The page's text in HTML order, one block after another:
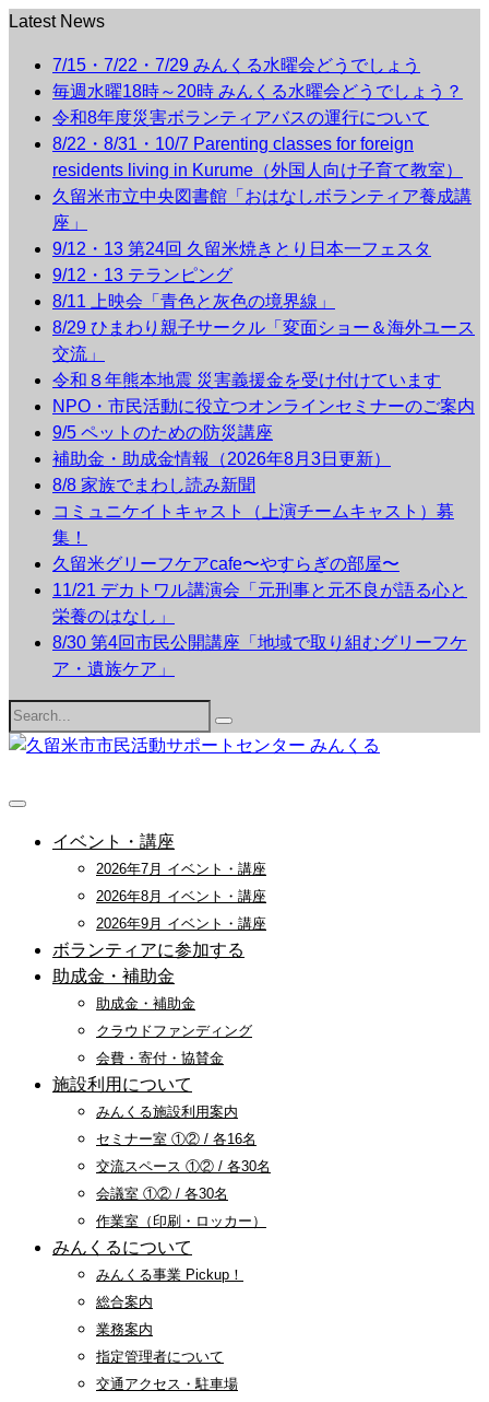
Latest News
7/15・7/22・7/29 みんくる水曜会どうでしょう
毎週水曜18時～20時 みんくる水曜会どうでしょう？
令和8年度災害ボランティアバスの運行について
8/22・8/31・10/7 Parenting classes for foreign
residents living in Kurume（外国人向け子育て教室）
久留米市立中央図書館「おはなしボランティア養成講
座」
9/12・13 第24回 久留米焼きとり日本一フェスタ
9/12・13 テランピング
8/11 上映会「青色と灰色の境界線」
8/29 ひまわり親子サークル「変面ショー＆海外ユース
交流」
令和８年熊本地震 災害義援金を受け付けています
NPO・市民活動に役立つオンラインセミナーのご案内
9/5 ペットのための防災講座
補助金・助成金情報（2026年8月3日更新）
8/8 家族でまわし読み新聞
コミュニケイトキャスト（上演チームキャスト）募
集！
久留米グリーフケアcafe〜やすらぎの部屋〜
11/21 デカトワル講演会「元刑事と元不良が語る心と
栄養のはなし」
8/30 第4回市民公開講座「地域で取り組むグリーフケ
ア・遺族ケア」
Search
for:
イベント・講座
2026年7月 イベント・講座
2026年8月 イベント・講座
2026年9月 イベント・講座
ボランティアに参加する
助成金・補助金
助成金・補助金
クラウドファンディング
会費・寄付・協賛金
施設利用について
みんくる施設利用案内
セミナー室 ①② / 各16名
交流スペース ①② / 各30名
会議室 ①② / 各30名
作業室（印刷・ロッカー）
みんくるについて
みんくる事業 Pickup！
総合案内
業務案内
指定管理者について
交通アクセス・駐車場